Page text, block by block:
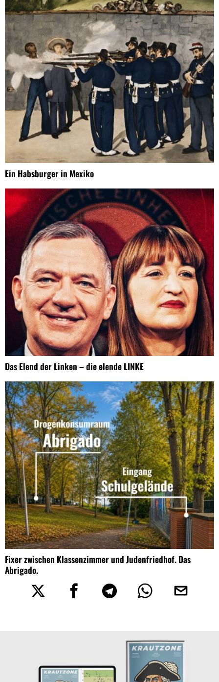
Ein Habsburger in Mexiko
Das Elend der Linken – die elende LINKE
Fixer zwischen Klassenzimmer und Judenfriedhof. Das
Abrigado.